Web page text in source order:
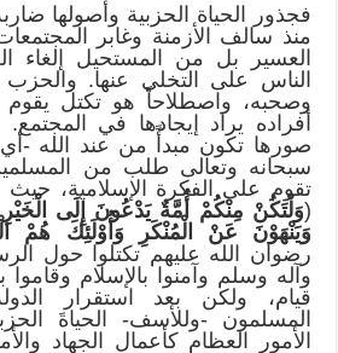
فجذور الحياة الحزبية وأصولها
منذ سالف الأزمنة وغابر
العسير بل من المستحيل إلغاء
الناس على التخلي عنها.
وصحبه، واصطلاحاً هو تكتل
أفراده يراد إيجادها في
صورها تكون مبدأً من عند الله -أي
سبحانه وتعالى طلب من
تقوم على الفكرة الإسلامية، حيث
(وَلْتَكُنْ مِنْكُمْ أُمَّةٌ يَدْعُونَ إِلَى
وَيَنْهَوْنَ عَنْ الْمُنْكَرِ وَأُوْلَئِكَ هُمْ
رضوان الله عليهم تكتلوا حول
وآله وسلم وآمنوا بالإسلام وقاموا
قيام، ولكن بعد استقرار
المسلمون -وللأسف- الحياةَ
الأمور العظام كأعمال الجهاد